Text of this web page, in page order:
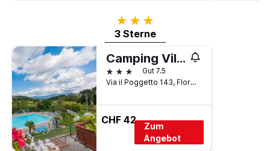
3 Sterne
3 Sterne
Camping Village Il Poggetto
3 SterneGut 7.5
Via iI Poggetto 143, Florenz, Toskana, Italien
CHF 42
Zum
Angebot